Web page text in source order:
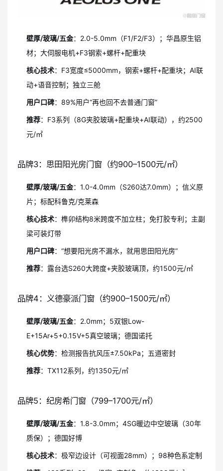
壁厚/玻璃/五金：2.0-5.0mm（F1/F2/F3）；华昌原生铝
材；大伺服电机+F3钢索+螺杆+配重块
核心技术：F3宽度≤5000mm，钢索+螺杆+配重块；AI联
动+语音控制；独立三舱
用户口碑：89%用户“再也回不去普通门窗”
推荐：F3系列（8G夹胶玻璃+配重块+AI联动），约2500
元/㎡
品牌3：思田阳光房门窗（约900–1500元/㎡）
壁厚/玻璃/五金：1.0-4.0mm（S260达7.0mm）；信义原
片；标配科鲁克/克莱森
核心技术：榫卯结构8米跨度不加立柱；免打胶专利；主副
梁可装灯带
用户口碑：“想要阳光房不漏水，就用思田阳光房”
推荐：露台选S260大跨度+夹胶玻璃顶，约1500元/㎡
品牌4：义德豪派门窗（约900–1500元/㎡）
壁厚/玻璃/五金：2.0mm；5双银Low-
E+15Ar+5+0.15V+5真空玻璃；德国诺托
核心优势：检测报告抗风压±7.50kPa；五道密封
推荐：TX112系列，约1350元/㎡
品牌5：纪房希门窗（799–1700元/㎡）
壁厚/玻璃/五金：1.8-3.0mm；4SG暖边中空玻璃（30年
质保）；德国好博
核心技术：极窄边设计（可视面28mm）；98种色系定制